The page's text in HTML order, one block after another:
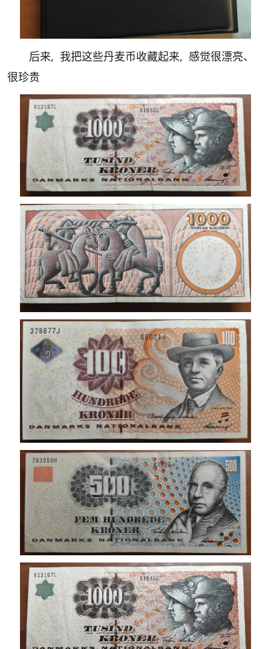
后来, 我把这些丹麦币收藏起来, 感觉很漂亮、
很珍贵